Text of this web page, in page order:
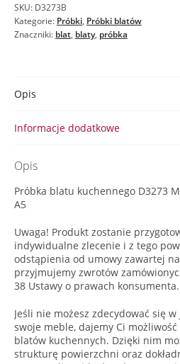
-
Próbka
blatu
SKU: D3273B
Kategorie: Próbki, Próbki blatów
Znaczniki: blat, blaty, próbka
Opis
Informacje dodatkowe
Opis
Próbka blatu kuchennego D3273
A5
Uwaga! Produkt zostanie
indywidualne zlecenie i z tego
odstąpienia od umowy zawartej na
przyjmujemy zwrotów
38 Ustawy o prawach konsumenta.
Jeśli nie możesz zdecydować się
swoje meble, dajemy Ci
blatów kuchennych. Dzięki nim
strukturę powierzchni oraz